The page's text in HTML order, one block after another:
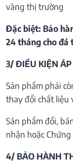
vàng thị trường
Đặc biệt: Bảo
24 tháng cho
3/ ĐIỀU KIỆN
Sản phẩm phải
thay đổi chất liệu
Sản phẩm đổi,
nhận hoặc
4/ BẢO HÀNH